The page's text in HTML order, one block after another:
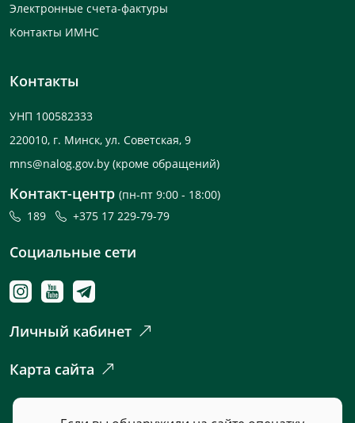
Электронные счета-фактуры
Контакты ИМНС
Контакты
УНП 100582333
220010, г. Минск, ул. Советская, 9
mns@nalog.gov.by (кроме обращений)
Контакт-центр (пн-пт 9:00 - 18:00)
189
+375 17 229-79-79
Социальные сети
Личный кабинет
Карта сайта